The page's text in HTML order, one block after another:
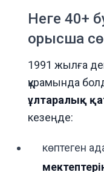
Неге 40+
орысша
1991 жылға
құрамында
ұлтаралық
кезеңде:
көптеген